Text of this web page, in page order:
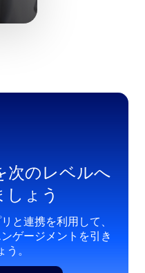
次のレベルへ
しょう
と連携を利用して、
ゲージメントを引き
。